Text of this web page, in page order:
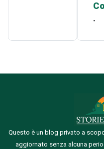
.
Questo è un blog privato a
aggiornato senza alcuna